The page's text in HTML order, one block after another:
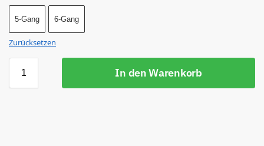
5-Gang 6-Gang
Zurücksetzen
In den Warenkorb